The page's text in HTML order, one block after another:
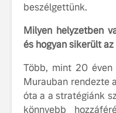
beszélgettünk.
Milyen helyzetben
és hogyan sikerült
Több, mint 20 éven
Murauban rendezte
óta a a stratégiánk
könnyebb
szintre